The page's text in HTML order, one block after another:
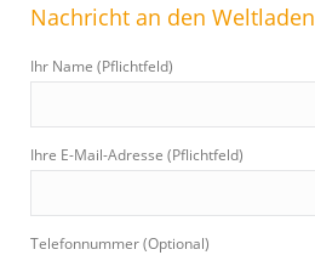
c
:
Nachricht an den Weltladen
Ihr Name (Pflichtfeld)
Ihre E-Mail-Adresse (Pflichtfeld)
Telefonnummer (Optional)